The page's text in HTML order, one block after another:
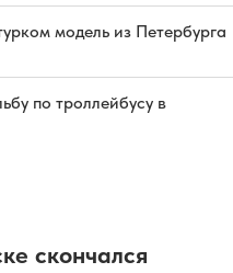
модель из Петербурга
по троллейбусу в
скончался